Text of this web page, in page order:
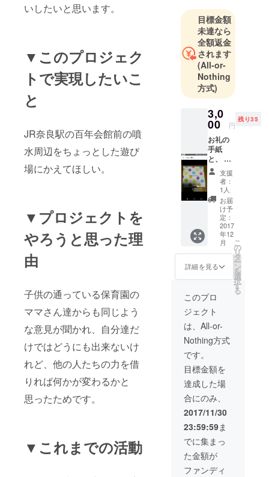
いしたいと思います。
▼このプロジェク
トで実現したいこ
と
JR奈良駅の百年会館前の噴
水周辺をちょっとした遊び
場にかえてほしい。
▼プロジェクトを
やろうと思った理
由
子供の通っている保育園の
ママさん達からも同じよう
な意見が聞かれ、自分達だ
けではどうにも出来ないけ
れど、他の人たちの力を借
りれば何かが変わるかと
思ったためです。
▼これまでの活動
目標金額
未達なら
全額返金
されます
(All-or-
Nothing
方式)
3,0
00 円
残り35
お礼の
手紙
と、 県
民でも
なかな
か手に
入らな
いラム
ネ一
箱。
支援
者：
1人
お届
け予
定：
2017
年12
月
詳細を見る
こ
の
リ
タ
ー
ン
を
選
択
す
る
このプロ
ジェクト
は、All-or-
Nothing方式
です。
目標金額を
達成した場
合にのみ、
2017/11/30
23:59:59ま
でに集まっ
た金額が
ファンディ